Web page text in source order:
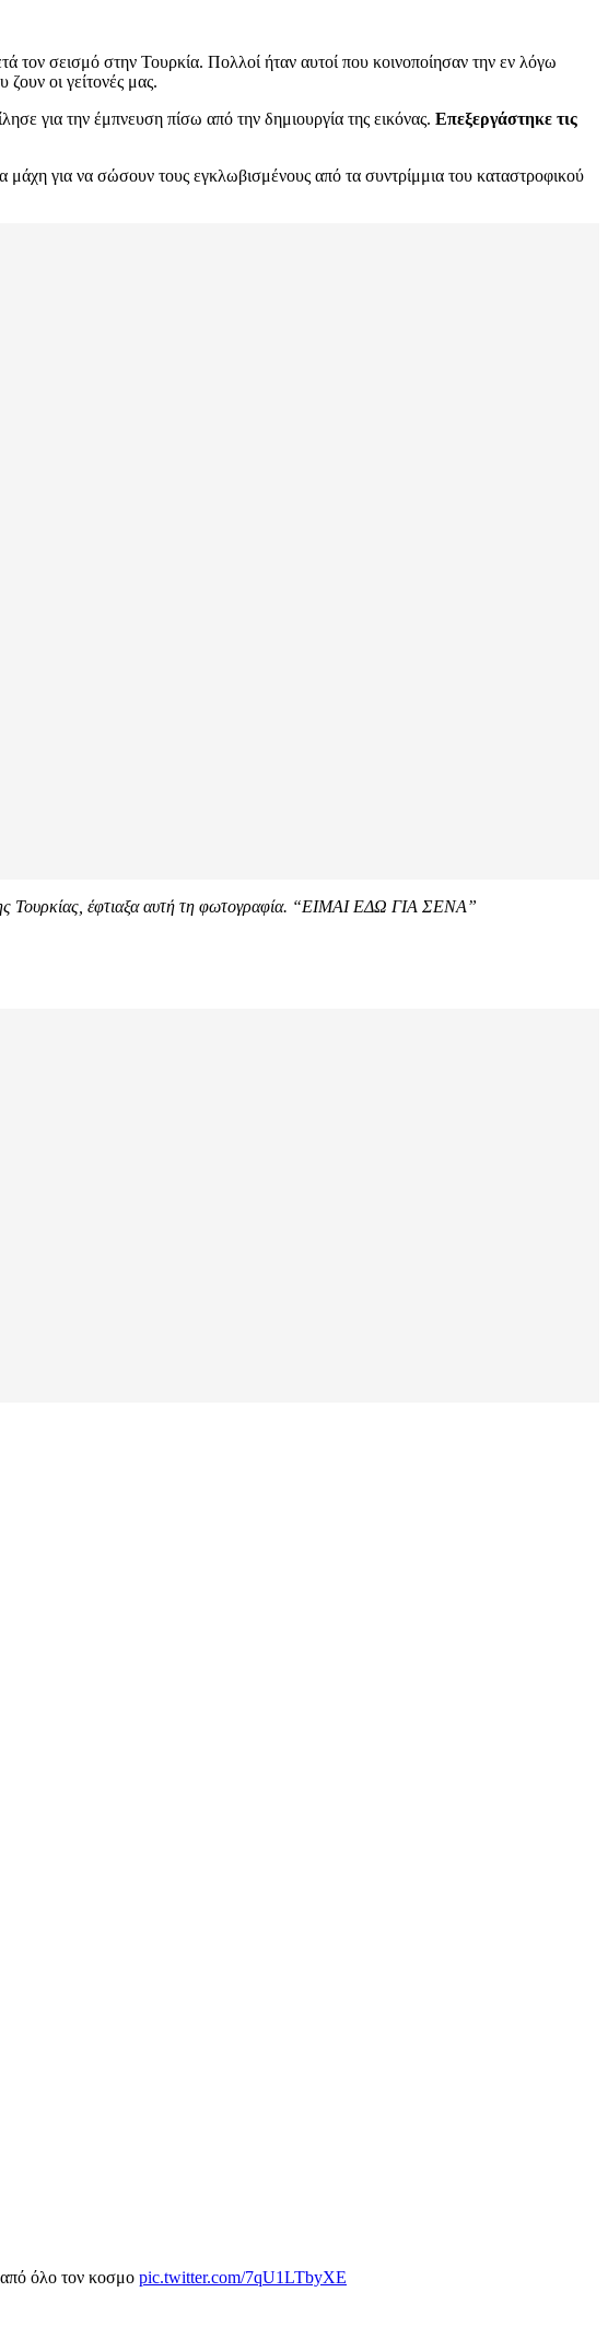
τον σεισμό στην Τουρκία. Πολλοί ήταν αυτοί που κοινοποίησαν την εν λόγω
οι γείτονές μας.
για την έμπνευση πίσω από την δημιουργία της εικόνας. Επεξεργάστηκε τις
μάχη για να σώσουν τους εγκλωβισμένους από τα συντρίμμια του καταστροφικού
Τουρκίας, έφτιαξα αυτή τη φωτογραφία. “ΕΙΜΑΙ ΕΔΩ ΓΙΑ ΣΕΝΑ”
όλο τον κοσμο pic.twitter.com/7qU1LTbyXE